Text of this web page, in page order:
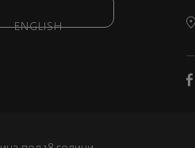
ENGLISH